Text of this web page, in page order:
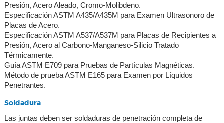
Presión, Acero Aleado, Cromo-Molibdeno.
Especificación ASTM A435/A435M para Examen Ultrasonoro de
Placas de Acero.
Especificación ASTM A537/A537M para Placas de Recipientes a
Presión, Acero al Carbono-Manganeso-Silicio Tratado
Térmicamente.
Guía ASTM E709 para Pruebas de Partículas Magnéticas.
Método de prueba ASTM E165 para Examen por Líquidos
Penetrantes.
Soldadura
Las juntas deben ser soldaduras de penetración completa de